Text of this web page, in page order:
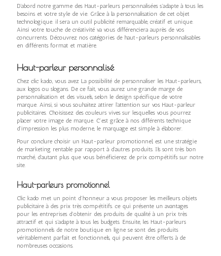
D’abord notre gamme des Haut-parleurs personnalisées s’adapte à tous les
besoins et votre style de vie. Grâce à la personnalisation de cet objet
technologique. il sera un outil publicité remarquable, créatif et unique.
Ainsi votre touche de créativité va vous différenciera auprès de vos
concurrents. Découvrez nos catégories de haut-parleurs personnalisables
en différents format et matière.
Haut-parleur personnalisé
Chez clic kado, vous avez La possibilité de personnaliser les Haut-parleurs,
aux logos ou slogans. De ce fait, vous aurez une grande marge de
personnalisation et des visuels, selon le design spécifique de votre
marque. Ainsi, si vous souhaitez attirer l’attention sur vos Haut-parleur
publicitaires. Choisissez des couleurs vives sur lesquelles vous pourrez
placer votre image de marque. C’est grâce à nos différents technique
d’impression les plus moderne, le marquage est simple à élaborer.
Pour conclure choisir un Haut-parleur promotionnel, est une stratégie
de marketing rentable par rapport à d’autres produits. Ils sont très bon
marché, d’autant plus que vous bénéficierez de prix compétitifs sur notre
site.
Haut-parleurs promotionnel
Clic kado met un point d’honneur a vous proposer les meilleurs objets
publicitaire à des prix très compétitifs. ce qui présente un avantages
pour les entreprises d’obtenir des produits de qualité à un prix très
attractif et qui s’adapte à tous les budgets. Ensuite, les Haut-parleurs
promotionnels de notre boutique en ligne se sont des produits
véritablement parfait et fonctionnels, qui peuvent être offerts à de
nombreuses occasions.